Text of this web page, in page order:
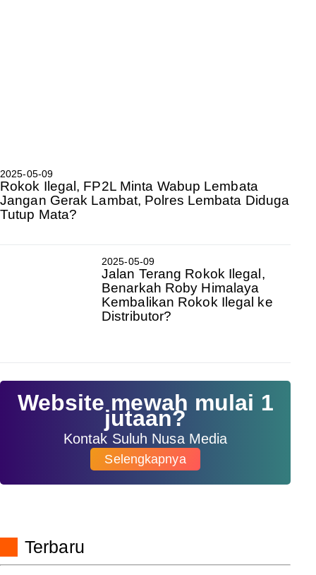
2025-05-09
Rokok Ilegal, FP2L Minta Wabup Lembata
Jangan Gerak Lambat, Polres Lembata Diduga
Tutup Mata?
2025-05-09
Jalan Terang Rokok Ilegal,
Benarkah Roby Himalaya
Kembalikan Rokok Ilegal ke
Distributor?
Website mewah mulai 1
jutaan?
Kontak Suluh Nusa Media
Selengkapnya
Terbaru